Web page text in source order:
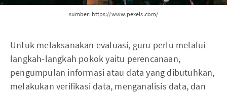
sumber: https://www.pexels.com/
Untuk melaksanakan evaluasi, guru perlu melalui
langkah-langkah pokok yaitu perencanaan,
pengumpulan informasi atau data yang dibutuhkan,
melakukan verifikasi data, menganalisis data, dan